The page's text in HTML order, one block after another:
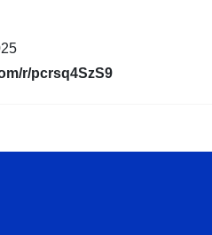
r/pcrsq4SzS9